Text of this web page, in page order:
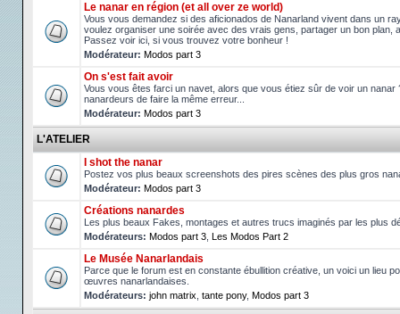
Le nanar en région (et all over ze world)
Vous vous demandez si des aficionados de Nanarland vivent dans un
voulez organiser une soirée avec des vrais gens, partager un bon plan,
Passez voir ici, si vous trouvez votre bonheur !
Modérateur: Modos part 3
On s'est fait avoir
Vous vous êtes farci un navet, alors que vous étiez sûr de voir un
nanardeurs de faire la même erreur...
Modérateur: Modos part 3
L'ATELIER
I shot the nanar
Postez vos plus beaux screenshots des pires scènes des plus gros
Modérateur: Modos part 3
Créations nanardes
Les plus beaux Fakes, montages et autres trucs imaginés par les plus
Modérateurs: Modos part 3 Les Modos Part 2
Le Musée Nanarlandais
Parce que le forum est en constante ébullition créative, un voici un lieu
œuvres nanarlandaises.
Modérateurs: john matrix tante pony, Modos part 3